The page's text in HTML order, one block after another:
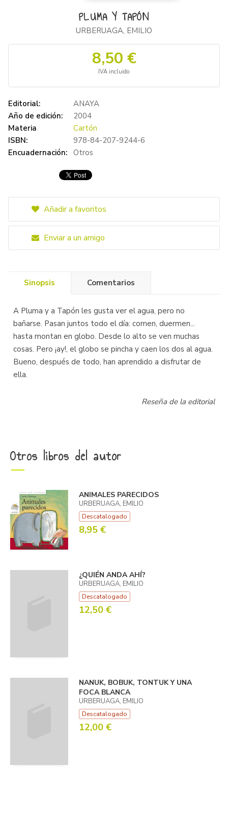
PLUMA Y TAPÓN
URBERUAGA, EMILIO
8,50 €
IVA incluido
Editorial:
ANAYA
Año de edición:
2004
Materia
Cartón
ISBN:
978-84-207-9244-6
Encuadernación: Otros
Añadir a favoritos
Enviar a un amigo
Sinopsis Comentarios
A Pluma y a Tapón les gusta ver el agua, pero no
bañarse. Pasan juntos todo el día: comen, duermen...
hasta montan en globo. Desde lo alto se ven muchas
cosas. Pero ¡ay!, el globo se pincha y caen los dos al agua.
Bueno, después de todo, han aprendido a disfrutar de
ella.
Reseña de la editorial
Otros libros del autor
ANIMALES PARECIDOS
URBERUAGA, EMILIO
Descatalogado
8,95 €
¿QUIÉN ANDA AHÍ?
URBERUAGA, EMILIO
Descatalogado
12,50 €
NANUK, BOBUK, TONTUK Y UNA
FOCA BLANCA
URBERUAGA, EMILIO
Descatalogado
12,00 €